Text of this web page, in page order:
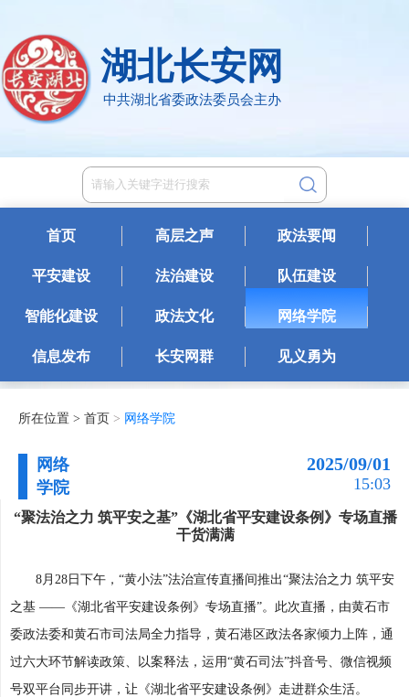
湖北长安网
中共湖北省委政法委员会主办
首页 高层之声 政法要闻
平安建设 法治建设 队伍建设
智能化建设 政法文化 网络学院
信息发布 长安网群 见义勇为
所在位置 > 首页 > 网络学院
网络
学院
2025/09/01
15:03
“聚法治之力 筑平安之基”《湖北省平安建设条例》专场直播
干货满满
8月28日下午，“黄小法”法治宣传直播间推出“聚法治之力 筑平安
之基 ——《湖北省平安建设条例》专场直播”。此次直播，由黄石市
委政法委和黄石市司法局全力指导，黄石港区政法各家倾力上阵，通
过六大环节解读政策、以案释法，运用“黄石司法”抖音号、微信视频
号双平台同步开讲，让《湖北省平安建设条例》走进群众生活。